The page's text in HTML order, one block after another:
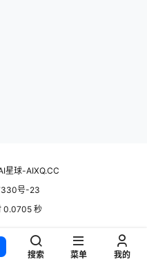
星球-AIXQ.CC
号-23
0.0705 秒
搜索 菜单 我的